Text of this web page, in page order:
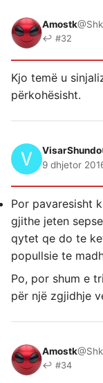
Amostk
↩ #32
Kjo temë u
përkohësisht.
VisarShundo
9 dhjetor
Por pavaresisht
gjithe jeten
qytet qe do te
popullsie te
Po, por shum e
për një zgjidhje
Amostk
↩ #34